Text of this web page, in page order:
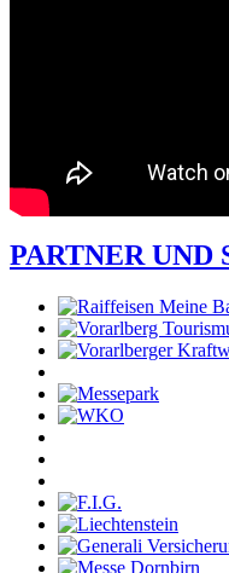
PARTNER UND